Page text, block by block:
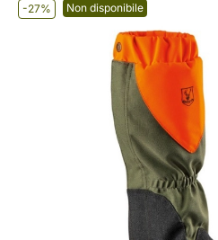
-27% Non disponibile